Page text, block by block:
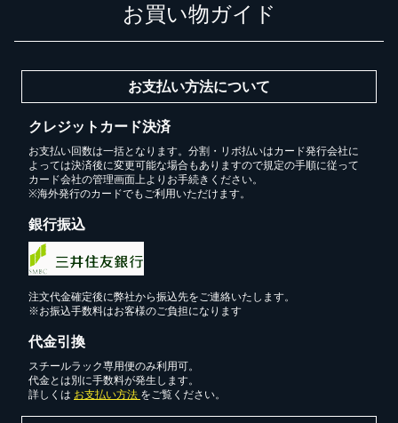
お買い物ガイド
お支払い方法について
クレジットカード決済
お支払い回数は一括となります。分割・リボ払いはカード発行会社に
よっては決済後に変更可能な場合もありますので規定の手順に従って
カード会社の管理画面上よりお手続きください。
※海外発行のカードでもご利用いただけます。
銀行振込
注文代金確定後に弊社から振込先をご連絡いたします。
※お振込手数料はお客様のご負担になります
代金引換
スチールラック専用便のみ利用可。
代金とは別に手数料が発生します。
詳しくは お支払い方法 をご覧ください。